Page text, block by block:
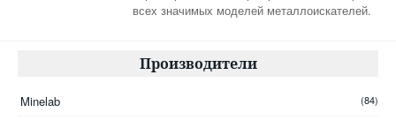
всех значимых моделей металлоискателей.
Производители
Minelab (84)